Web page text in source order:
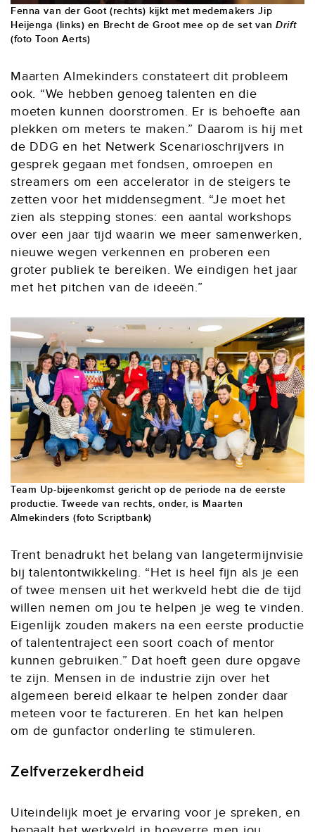
Fenna van der Goot (rechts) kijkt met medemakers Jip
Heijenga (links) en Brecht de Groot mee op de set vanDrift
(foto Toon Aerts)
Maarten Almekinders constateert dit probleem
ook. “We hebben genoeg talenten en die
moeten kunnen doorstromen. Er is behoefte aan
plekken om meters te maken.” Daarom is hij met
de DDG en het Netwerk Scenarioschrijvers in
gesprek gegaan met fondsen, omroepen en
streamers om een accelerator in de steigers te
zetten voor het middensegment. “Je moet het
zien als stepping stones: een aantal workshops
over een jaar tijd waarin we meer samenwerken,
nieuwe wegen verkennen en proberen een
groter publiek te bereiken. We eindigen het jaar
met het pitchen van de ideeën.”
Team Up-bijeenkomst gericht op de periode na de eerste
productie. Tweede van rechts, onder, is Maarten
Almekinders (foto Scriptbank)
Trent benadrukt het belang van langetermijnvisie
bij talentontwikkeling. “Het is heel fijn als je een
of twee mensen uit het werkveld hebt die de tijd
willen nemen om jou te helpen je weg te vinden.
Eigenlijk zouden makers na een eerste productie
of talententraject een soort coach of mentor
kunnen gebruiken.” Dat hoeft geen dure opgave
te zijn. Mensen in de industrie zijn over het
algemeen bereid elkaar te helpen zonder daar
meteen voor te factureren. En het kan helpen
om de gunfactor onderling te stimuleren.
Zelfverzekerdheid
Uiteindelijk moet je ervaring voor je spreken, en